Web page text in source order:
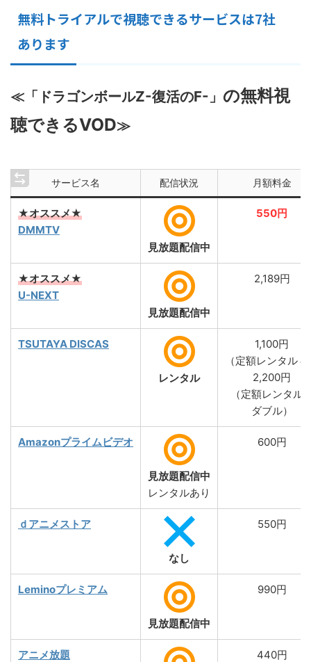
無料トライアルで視聴できるサービスは7社
あります
≪「ドラゴンボールZ-復活のF-」 の無料視
聴できるVOD≫
サービス名 配信状況 月額料金
★オススメ★
DMMTV
見放題配信中
550円
★オススメ★
U-NEXT
見放題配信中
2,189円
TSUTAYA DISCAS
レンタル
1,100円
（定額レンタル
2,200円
（定額レンタル
ダブル）
Amazonプライムビデオ
見放題配信中
レンタルあり
600円
ｄアニメストア
なし
550円
Leminoプレミアム
見放題配信中
990円
アニメ放題 440円